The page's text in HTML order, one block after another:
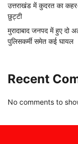
उत्तराखंड में कुदरत का
छुट्टी
मुरादाबाद जनपद में हुए
पुलिसकर्मी समेत कई घायल
Recent
No comments to